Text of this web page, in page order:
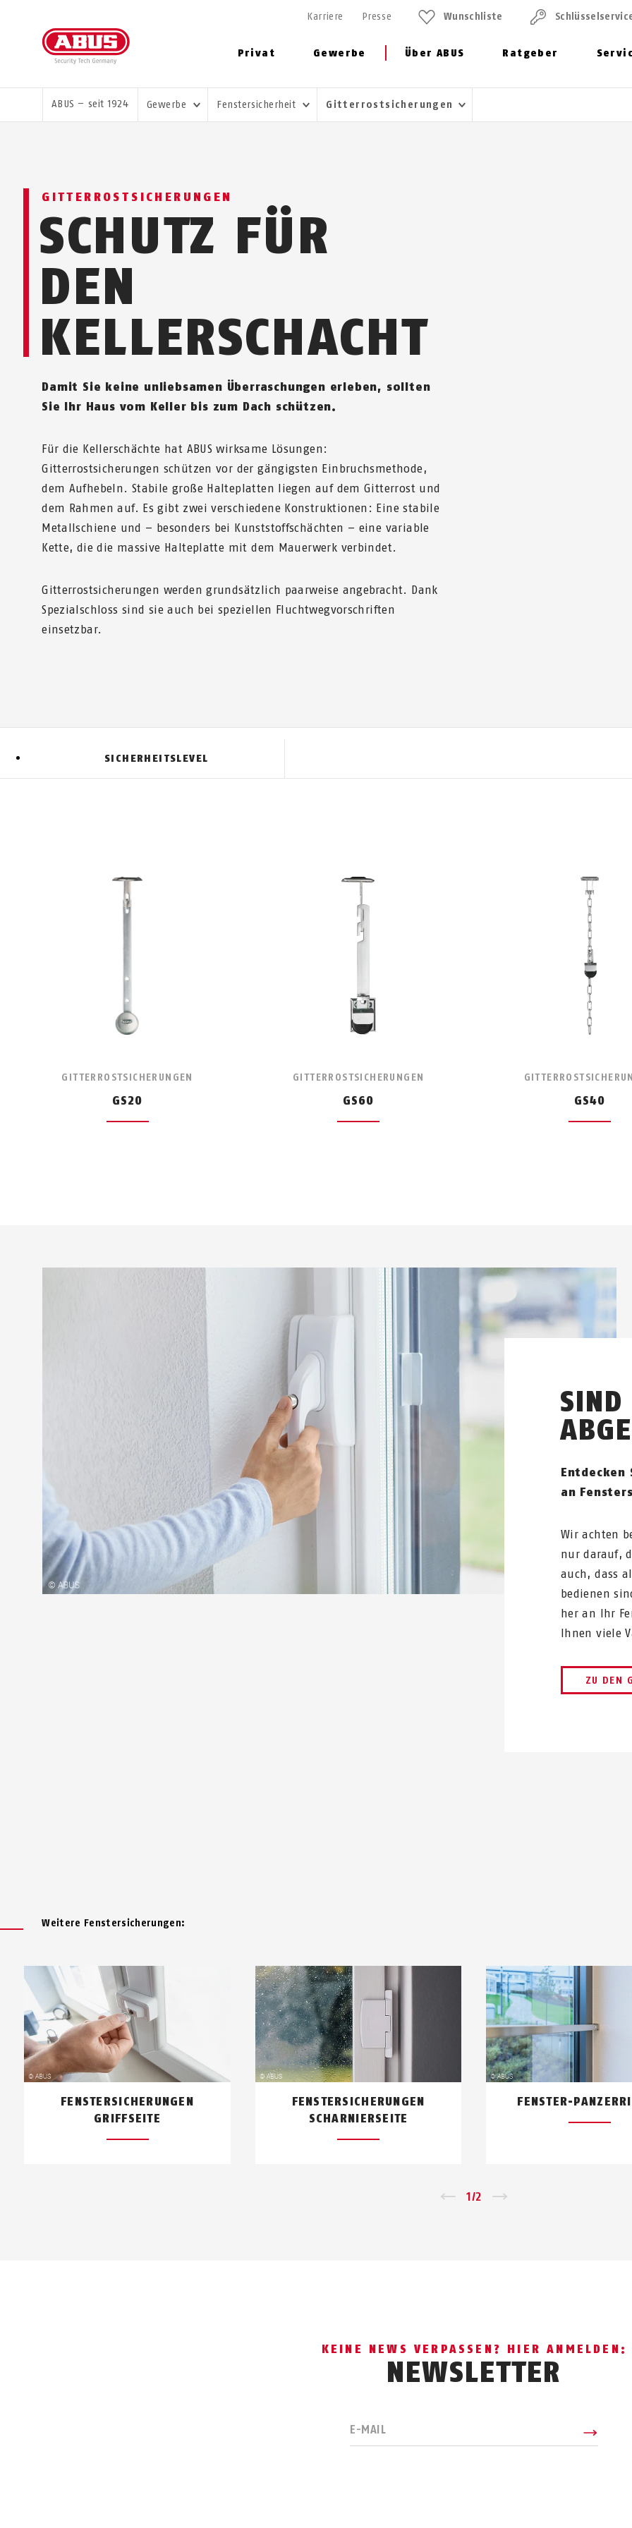
Privat Gewerbe Über ABUS Ratgeber
Karriere Presse Wunschliste
SIE SIND HIER:
ABUS – seit 1924 Gewerbe Fenstersicherheit Gitterrostsicherungen
GIT­TER­ROST­SI­CHER­UNGEN
SCHUTZ FÜR
DEN
KELLERSCHACHT
Damit Sie keine unliebsamen Überraschungen erleben, sollten
Sie Ihr Haus vom Keller bis zum Dach schützen.
Für die Kellerschächte hat ABUS wirksame Lösungen:
Gitterrostsicherungen schützen vor der gängigsten Einbruchsmethode,
dem Aufhebeln. Stabile große Halteplatten liegen auf dem Gitterrost und
dem Rahmen auf. Es gibt zwei verschiedene Konstruktionen: Eine stabile
Metallschiene und – besonders bei Kunststoffschächten – eine variable
Kette, die die massive Halteplatte mit dem Mauerwerk verbindet.
Gitterrostsicherungen werden grundsätzlich paarweise angebracht. Dank
Spezialschloss sind sie auch bei speziellen Fluchtwegvorschriften
einsetzbar.
SICHERHEITSLEVEL
GITTERROSTSICHERUNGEN
GS20
GITTERROSTSICHERUNGEN
GS60 GS40
SIND
Entdecken
an
Wir achten
nur darauf,
auch, dass
bedienen
her an Ihr
Ihnen viele
ZU DEN
Weitere Fenstersicherungen:
FENSTERSICHERUNGEN
GRIFFSEITE
FENSTERSICHERUNGEN
SCHARNIERSEITE
FENSTER-
1/2
KEINE NEWS VERPASSEN? HIER ANMELDEN:
NEWSLETTER
E-MAIL